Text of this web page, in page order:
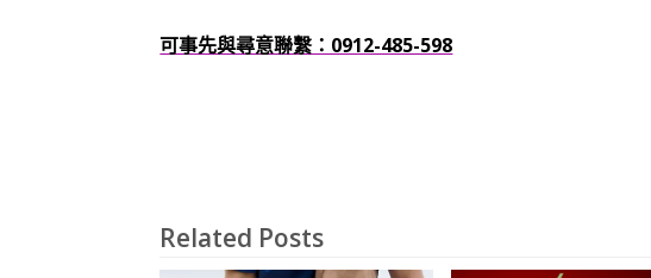
可事先與尋意聯繫：0912-485-598
Related Posts